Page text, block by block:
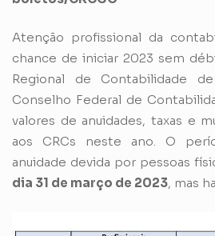
Atenção profissional da
chance de iniciar 2023 sem
Regional de Contabilidade
Conselho Federal de
valores de anuidades, taxas e
aos CRCs neste ano. O
anuidade devida por pessoas
dia 31 de março de 2023, mas